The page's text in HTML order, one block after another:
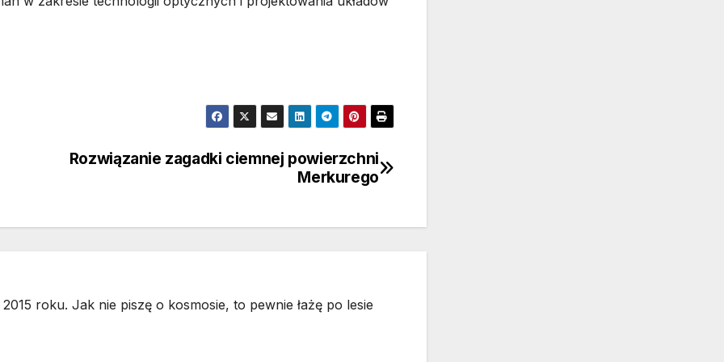
Rozwiązanie zagadki ciemnej powierzchni
Merkurego
roku. Jak nie piszę o kosmosie, to pewnie łażę po lesie